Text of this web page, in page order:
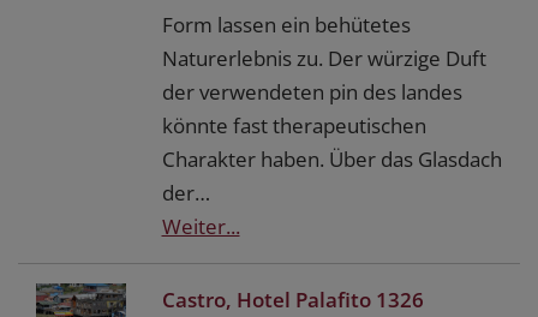
Form lassen ein behütetes
Naturerlebnis zu. Der würzige Duft
der verwendeten pin des landes
könnte fast therapeutischen
Charakter haben. Über das Glasdach
der…
Weiter...
Castro, Hotel Palafito 1326